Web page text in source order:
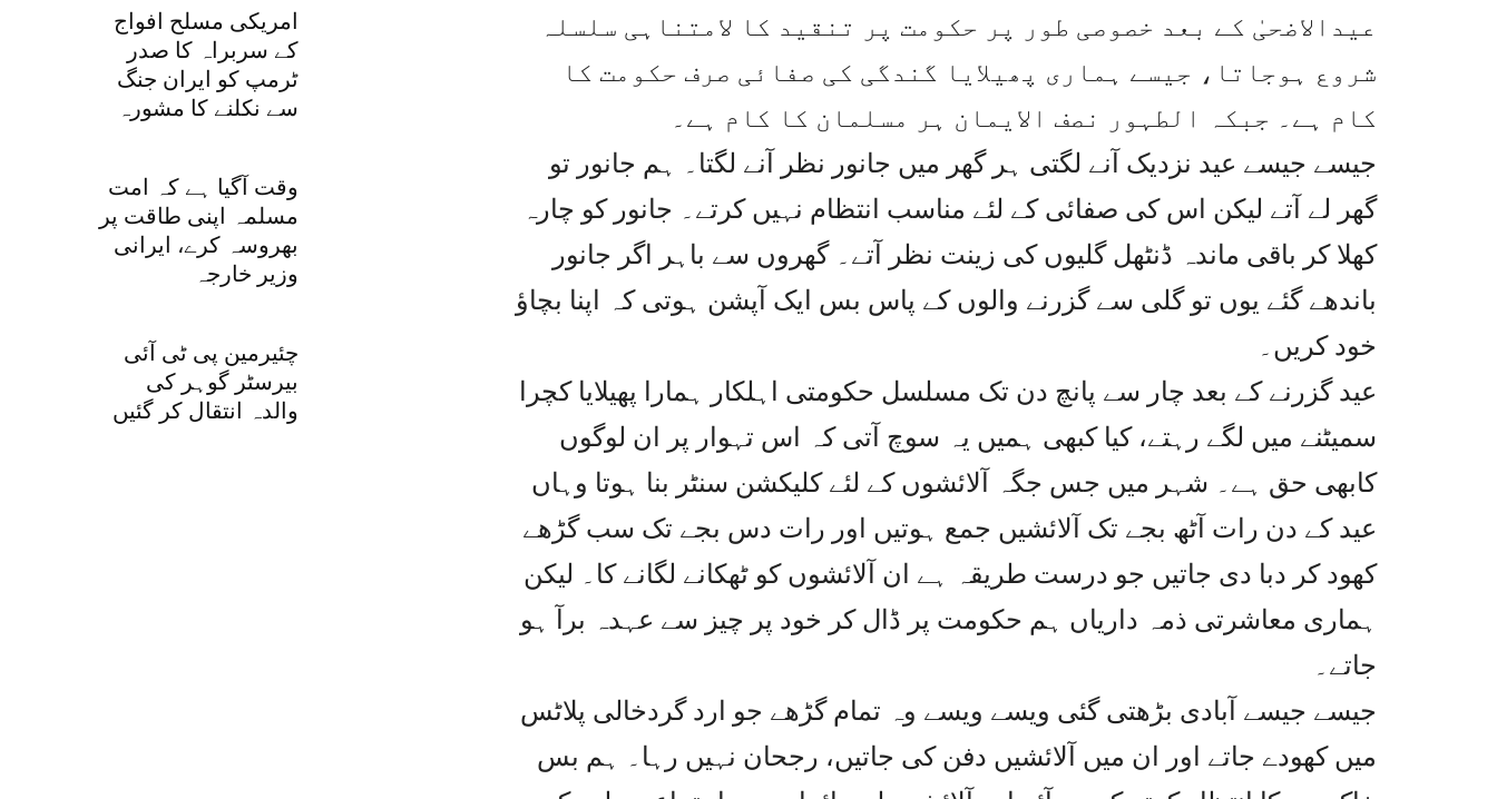
امریکی مسلح افواج
کے سربراہ کا صدر
ٹرمپ کو ایران جنگ
سے نکلنے کا مشورہ
وقت آگیا ہے کہ امت
مسلمہ اپنی طاقت پر
بھروسہ کرے، ایرانی
وزیر خارجہ
چئیرمین پی ٹی آئی
بیرسٹر گوہر کی
والدہ انتقال کر گئیں
عیدالاضحیٰ کے بعد خصوصی طور پر حکومت پر تنقید کا لامتناہی سلسلہ
شروع ہوجاتا، جیسے ہماری پھیلایا گندگی کی صفائی صرف حکومت کا
کام ہے۔ جبکہ الطہور نصف الایمان ہر مسلمان کا کام ہے۔
جیسے جیسے عید نزدیک آنے لگتی ہر گھر میں جانور نظر آنے لگتا۔ ہم جانور تو
گھر لے آتے لیکن اس کی صفائی کے لئے مناسب انتظام نہیں کرتے۔ جانور کو چارہ
کھلا کر باقی ماندہ ڈنٹھل گلیوں کی زینت نظر آتے۔ گھروں سے باہر اگر جانور
باندھے گئے یوں تو گلی سے گزرنے والوں کے پاس بس ایک آپشن ہوتی کہ اپنا بچاؤ
خود کریں۔
عید گزرنے کے بعد چار سے پانچ دن تک مسلسل حکومتی اہلکار ہمارا پھیلایا کچرا
سمیٹنے میں لگے رہتے، کیا کبھی ہمیں یہ سوچ آتی کہ اس تہوار پر ان لوگوں
کابھی حق ہے۔ شہر میں جس جگہ آلائشوں کے لئے کلیکشن سنٹر بنا ہوتا وہاں
عید کے دن رات آٹھ بجے تک آلائشیں جمع ہوتیں اور رات دس بجے تک سب گڑھے
کھود کر دبا دی جاتیں جو درست طریقہ ہے ان آلائشوں کو ٹھکانے لگانے کا۔ لیکن
ہماری معاشرتی ذمہ داریاں ہم حکومت پر ڈال کر خود پر چیز سے عہدہ برآ ہو
جاتے۔
جیسے جیسے آبادی بڑھتی گئی ویسے ویسے وہ تمام گڑھے جو ارد گردخالی پلاٹس
میں کھودے جاتے اور ان میں آلائشیں دفن کی جاتیں، رجحان نہیں رہا۔ ہم بس